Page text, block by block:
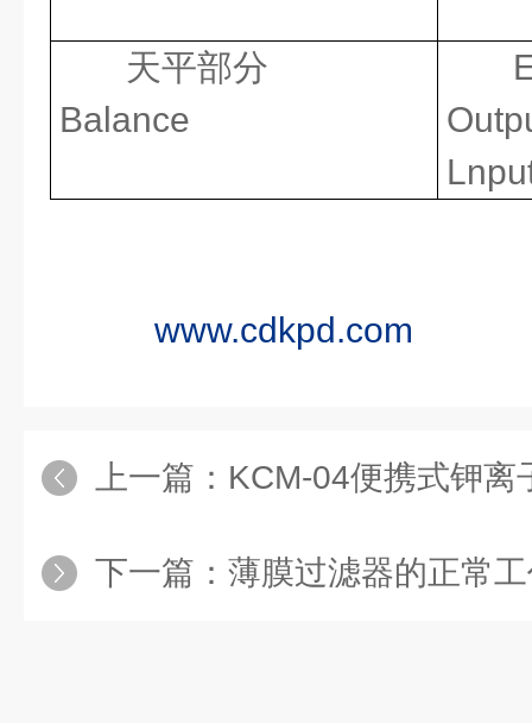
天平部分
Balance
www.cdkpd.com
上一篇： KCM-04便携式钾离
下一篇： 薄膜过滤器的正常